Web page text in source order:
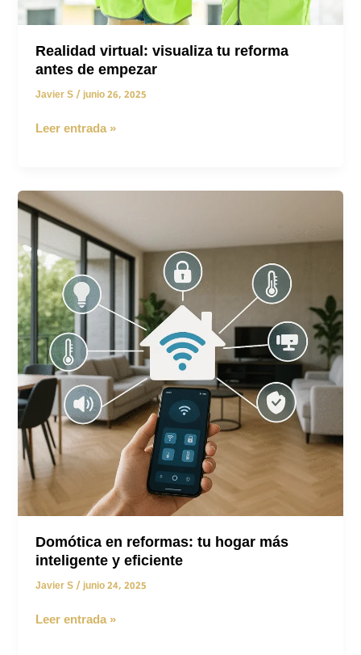
Realidad virtual: visualiza tu reforma
antes de empezar
Javier S/junio 26, 2025
Realidad
tu
reforma
antes
de
empezar
Leer entrada »
Domótica en reformas: tu hogar más
inteligente y eficiente
Javier S/junio 24, 2025
Domótica
Leer entrada »